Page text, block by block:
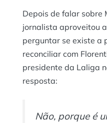
Depois de falar sobre
jornalista aproveitou
perguntar se existe a
reconciliar com
presidente da Laliga
resposta:
Não, porque é